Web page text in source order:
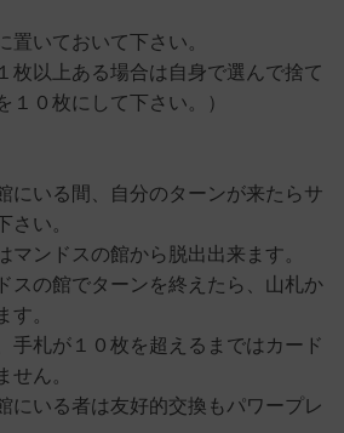
ておいて下さい。
上ある場合は自身で選んで捨て
１０枚にして下さい。）
る間、自分のターンが来たらサ
さい。
スの館から脱出出来ます。
館でターンを終えたら、山札か
す。
が１０枚を超えるまではカード
せん。
る者は友好的交換もパワープレ